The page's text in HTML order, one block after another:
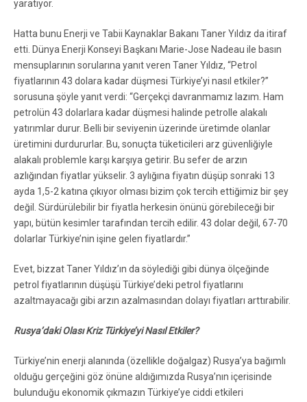
yaratıyor.
Hatta bunu Enerji ve Tabii Kaynaklar Bakanı Taner Yıldız da itiraf
etti. Dünya Enerji Konseyi Başkanı Marie-Jose Nadeau ile basın
mensuplarının sorularına yanıt veren Taner Yıldız, “Petrol
fiyatlarının 43 dolara kadar düşmesi Türkiye’yi nasıl etkiler?”
sorusuna şöyle yanıt verdi: “Gerçekçi davranmamız lazım. Ham
petrolün 43 dolarlara kadar düşmesi halinde petrolle alakalı
yatırımlar durur. Belli bir seviyenin üzerinde üretimde olanlar
üretimini durdururlar. Bu, sonuçta tüketicileri arz güvenliğiyle
alakalı problemle karşı karşıya getirir. Bu sefer de arzın
azlığından fiyatlar yükselir. 3 aylığına fiyatın düşüp sonraki 13
ayda 1,5-2 katına çıkıyor olması bizim çok tercih ettiğimiz bir şey
değil. Sürdürülebilir bir fiyatla herkesin önünü görebileceği bir
yapı, bütün kesimler tarafından tercih edilir. 43 dolar değil, 67-70
dolarlar Türkiye’nin işine gelen fiyatlardır.”
Evet, bizzat Taner Yıldız’ın da söylediği gibi dünya ölçeğinde
petrol fiyatlarının düşüşü Türkiye’deki petrol fiyatlarını
azaltmayacağı gibi arzın azalmasından dolayı fiyatları arttırabilir.
Rusya’daki Olası Kriz Türkiye’yi Nasıl Etkiler?
Türkiye’nin enerji alanında (özellikle doğalgaz) Rusya’ya bağımlı
olduğu gerçeğini göz önüne aldığımızda Rusya’nın içerisinde
bulunduğu ekonomik çıkmazın Türkiye’ye ciddi etkileri